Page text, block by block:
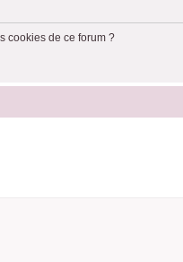
cookies de ce forum ?